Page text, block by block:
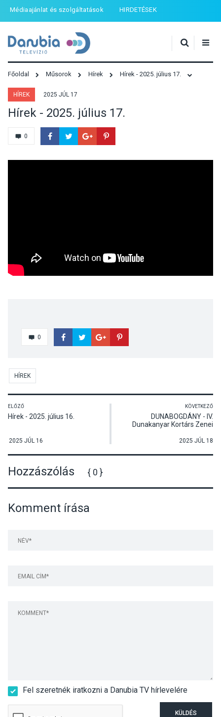
Médiaajánlat és szolgáltatások HIRDETÉSEK
Főoldal Műsorok Hírek Hírek - 2025. július 17.
HÍREK 2025 JÚL 17
Hírek - 2025. július 17.
0
0
HÍREK
ELŐZŐ
Hírek - 2025. július 16.
2025 JÚL 16
KÖVETKEZŐ
DUNABOGDÁNY - IV.
Dunakanyar Kortárs Zenei
rézfúvós kvintett koncertje
2025 JÚL 18
Hozzászólás { 0 }
Komment írása
Fel szeretnék iratkozni a Danubia TV hírlevelére
KÜLDÉS